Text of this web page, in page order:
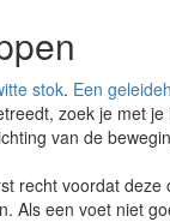
stok. Een
zoek je met
van de
recht voordat
Als een voet niet